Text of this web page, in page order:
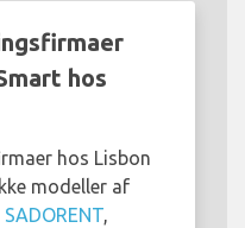
hos
hos Lisbon
modeller af
SADORENT,